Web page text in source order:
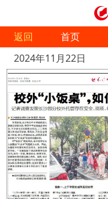
返回 首页
2024年11月22日